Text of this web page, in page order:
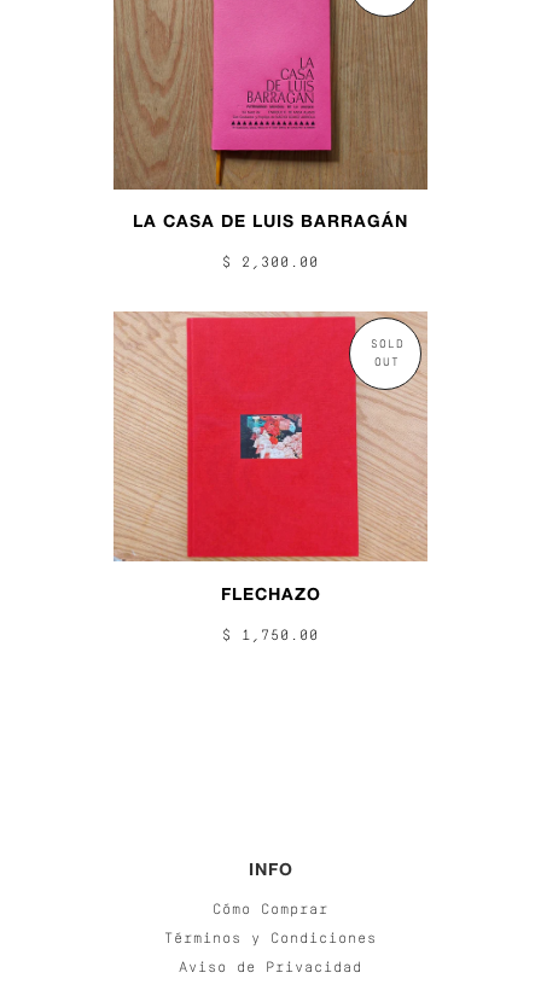
LA CASA DE LUIS BARRAGÁN
$ 2,300.00
SOLD
OUT
FLECHAZO
$ 1,750.00
INFO
Cómo Comprar
Términos y Condiciones
Aviso de Privacidad